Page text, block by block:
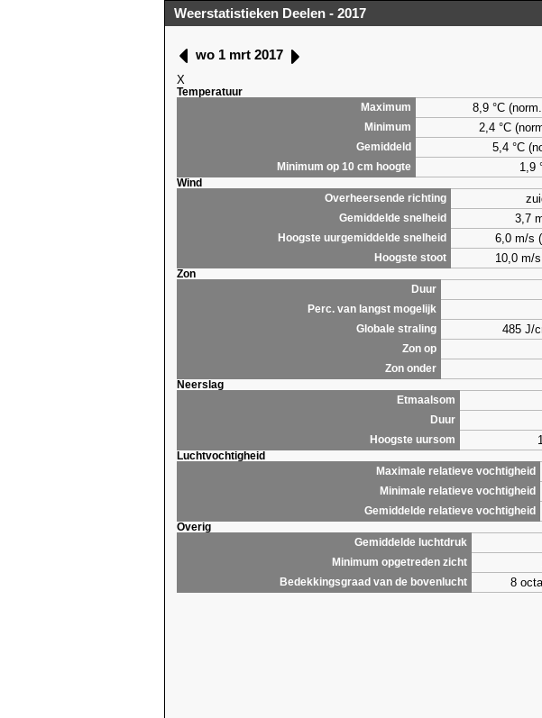
Weerstatistieken Deelen - 2017
wo 1 mrt 2017
X
Temperatuur
Maximum
8,9 °C
Minimum 2,4 °C
Gemiddeld 5,4 °C
Minimum op 10 cm hoogte 1,9
Wind
Overheersende richting
Gemiddelde snelheid 3,7
Hoogste uurgemiddelde snelheid 6,0 m/s
Hoogste stoot 10,0 m/
Zon
Duur
Perc. van langst mogelijk
Globale straling 485 J/
Zon op
Zon onder
Neerslag
Etmaalsom
Duur
Hoogste uursom
Luchtvochtigheid
Maximale relatieve vochtigheid
Minimale relatieve vochtigheid
Gemiddelde relatieve vochtigheid
Overig
Gemiddelde luchtdruk
Minimum opgetreden zicht
Bedekkingsgraad van de bovenlucht 8